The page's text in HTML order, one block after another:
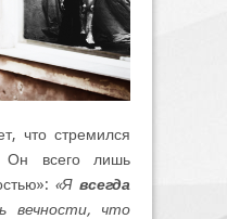
что стремился
Он всего лишь
«Я всегда
вечности, что